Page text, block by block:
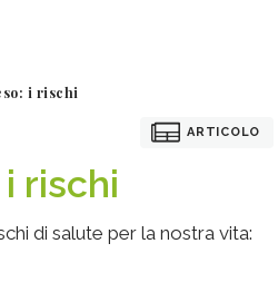
i rischi
ARTICOLO
rischi
di salute per la nostra vita: